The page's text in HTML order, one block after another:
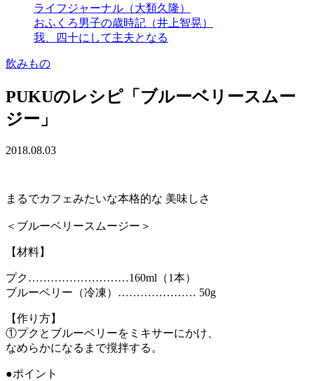
ライフジャーナル（大類久隆）
おふくろ男子の歳時記（井上智晃）
我、四十にして主夫となる
飲みもの
PUKUのレシピ「ブルーベリースムー
ジー」
2018.08.03
まるでカフェみたいな本格的な 美味しさ
＜ブルーベリースムージー＞
【材料】
プク………………………160ml（1本）
ブルーベリー（冷凍）………………… 50g
【作り方】
①プクとブルーベリーをミキサーにかけ、
なめらかになるまで撹拌する。
●ポイント